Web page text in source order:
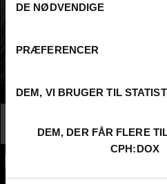
DE NØDVENDIGE
PRÆFERENCER
DEM, VI BRUGER TIL
DEM, DER FÅR FLERE
CPH:DOX
Info
Profession
Producer
CPH:DOX